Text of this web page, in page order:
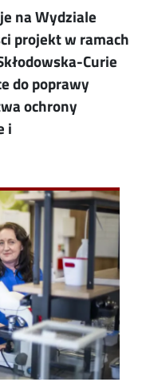
na Wydziale
projekt w ramach
Curie
do poprawy
ochrony
i